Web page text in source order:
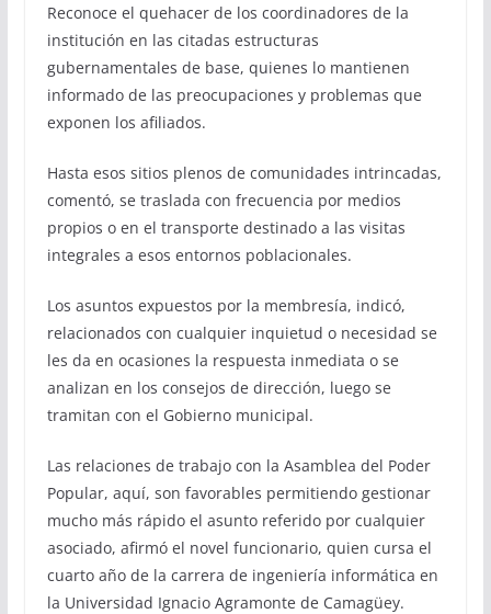
Reconoce el quehacer de los coordinadores de la
institución en las citadas estructuras
gubernamentales de base, quienes lo mantienen
informado de las preocupaciones y problemas que
exponen los afiliados.
Hasta esos sitios plenos de comunidades intrincadas,
comentó, se traslada con frecuencia por medios
propios o en el transporte destinado a las visitas
integrales a esos entornos poblacionales.
Los asuntos expuestos por la membresía, indicó,
relacionados con cualquier inquietud o necesidad se
les da en ocasiones la respuesta inmediata o se
analizan en los consejos de dirección, luego se
tramitan con el Gobierno municipal.
Las relaciones de trabajo con la Asamblea del Poder
Popular, aquí, son favorables permitiendo gestionar
mucho más rápido el asunto referido por cualquier
asociado, afirmó el novel funcionario, quien cursa el
cuarto año de la carrera de ingeniería informática en
la Universidad Ignacio Agramonte de Camagüey.